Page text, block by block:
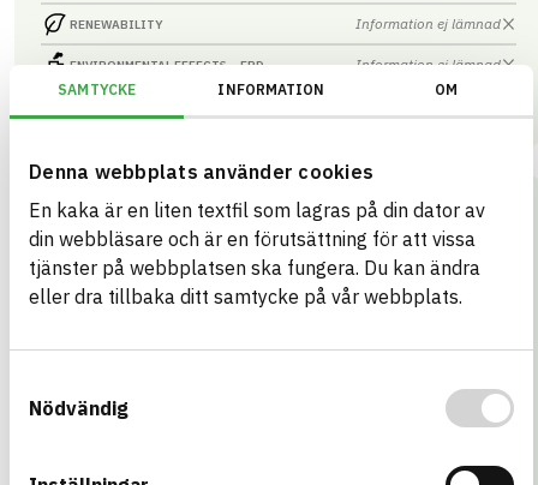
SAMTYCKE INFORMATION OM
Denna webbplats använder cookies
En kaka är en liten textfil som lagras på din dator av
din webbläsare och är en förutsättning för att vissa
tjänster på webbplatsen ska fungera. Du kan ändra
eller dra tillbaka ditt samtycke på vår webbplats.
Nödvändig
RENEWABILITY Information ej lämnad
ENVIRONMENTAL EFFECTS – EPD Information ej lämnad
Sfärisk bricka-GalvaCoat
6x160
ARTICLE NUMBER
15061602
brickor övrigt
COMPANY
Galvano Industri AS
BASTA ID
Information available